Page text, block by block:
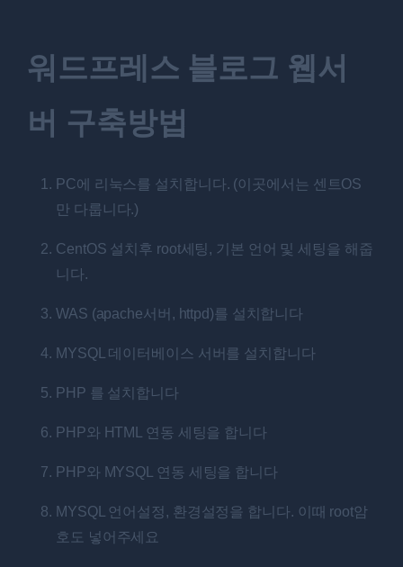
워드프레스 블로그 웹서
버 구축방법
PC에 리눅스를 설치합니다. (이곳에서는 센트OS
만 다룹니다.)
CentOS 설치후 root세팅, 기본 언어 및 세팅을 해줍
니다.
WAS (apache서버, httpd)를 설치합니다
MYSQL 데이터베이스 서버를 설치합니다
PHP 를 설치합니다
PHP와 HTML 연동 세팅을 합니다
PHP와 MYSQL 연동 세팅을 합니다
MYSQL 언어설정, 환경설정을 합니다. 이때 root암
호도 넣어주세요